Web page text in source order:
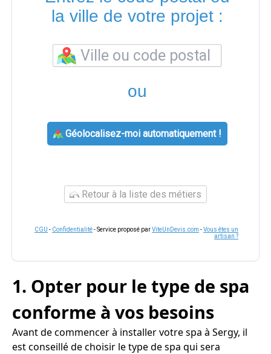
la ville de votre projet :
ou
Géolocalisez-moi automatiquement !
Retour à la liste des métiers
CGU - Confidentialité- Service proposé parViteUnDevis.com -Vous êtes un
artisan ?
1. Opter pour le type de spa
conforme à vos besoins
Avant de commencer à installer votre spa à Sergy, il
est conseillé de choisir le type de spa qui sera